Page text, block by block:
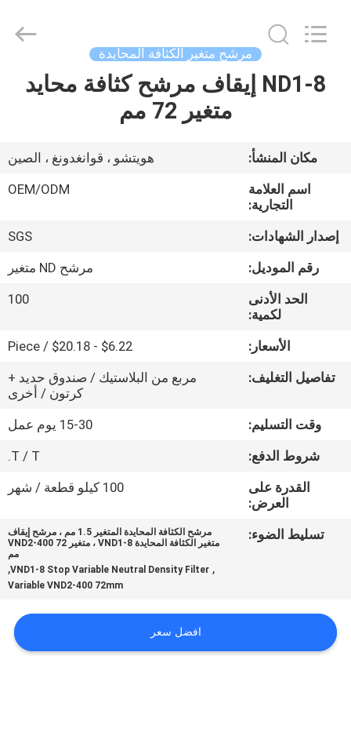
الصفحة
منتجات
معلومات
عنا
جولة
المعمل
مراقبة
الجودة
اتصل
اطلب
خريطة
الموقع
Technology
مرشح متغير الكثافة المحايدة
ND1-8 إيقاف مرشح كثافة محايد
متغير 72 مم
مكان المنشأ:
هويتشو ، قوانغدونغ ، الصين
اسم العلامة
التجارية:
OEM/ODM
إصدار الشهادات:
SGS
رقم الموديل:
مرشح ND متغير
الحد الأدنى
لكمية:
100
الأسعار:
$6.22 - $20.18 / Piece
تفاصيل التغليف:
مربع من البلاستيك / صندوق حديد +
كرتون / أخرى
وقت التسليم:
15-30 يوم عمل
شروط الدفع:
T / T.
القدرة على
العرض:
100 كيلو قطعة / شهر
تسليط الضوء:
مرشح الكثافة المحايدة المتغير 1.5 مم ، مرشح إيقاف
متغير الكثافة المحايدة VND1-8 ، متغير VND2-400 72
مم
,
VND1-8 Stop Variable Neutral Density Filter
,
Variable VND2-400 72mm
افضل سعر